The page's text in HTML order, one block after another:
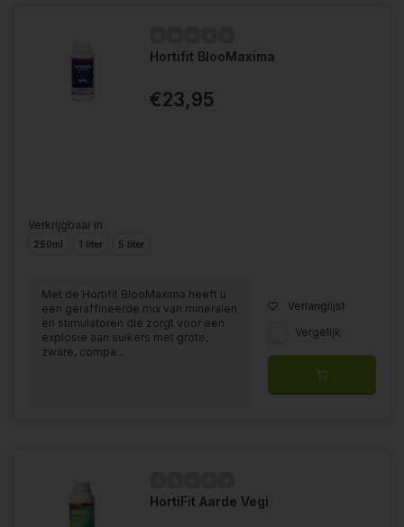
Hortifit BlooMaxima
€23,95
Verkrijgbaar in
250ml 1 liter 5 liter
Met de Hortifit BlooMaxima heeft u
een geraffineerde mix van mineralen
en stimulatoren die zorgt voor een
explosie aan suikers met grote,
zware, compa...
Verlanglijst
Vergelijk
HortiFit Aarde Vegi